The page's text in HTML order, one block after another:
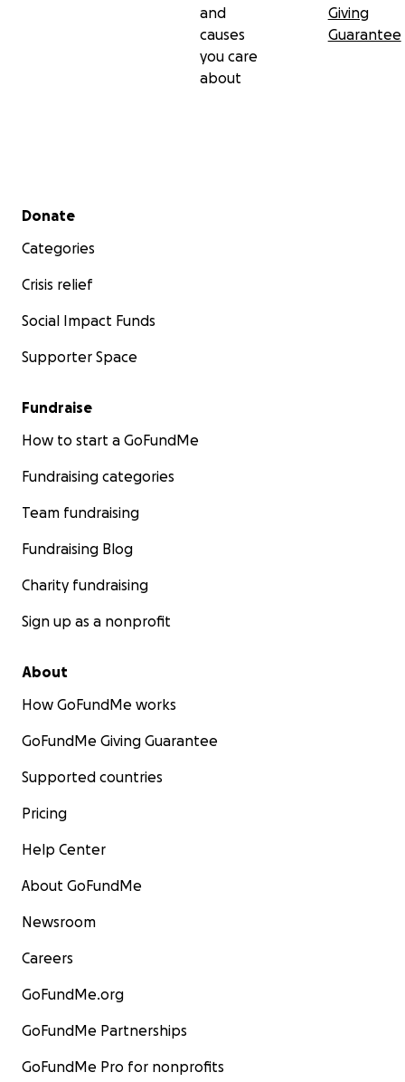
and
causes
you care
about
Giving
Guarantee
Secondary menu
Donate
Categories
Crisis relief
Social Impact Funds
Supporter Space
Fundraise
How to start a GoFundMe
Fundraising categories
Team fundraising
Fundraising Blog
Charity fundraising
Sign up as a nonprofit
About
How GoFundMe works
GoFundMe Giving Guarantee
Supported countries
Pricing
Help Center
About GoFundMe
Newsroom
Careers
GoFundMe.org
GoFundMe Partnerships
GoFundMe Pro for nonprofits